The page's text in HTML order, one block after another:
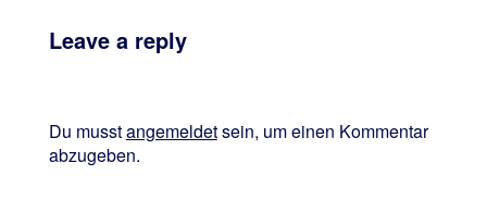
Leave a reply
Du musstangemeldetsein, um einen Kommentar
abzugeben.